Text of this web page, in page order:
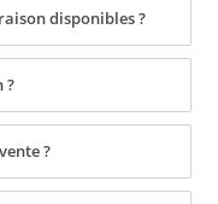
disponibles ?
?
?